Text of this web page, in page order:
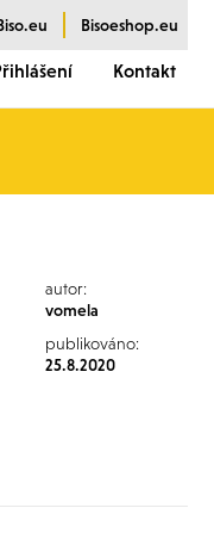
Bisoeshop.eu
Kontakt
autor:
vomela
publikováno:
25.8.2020